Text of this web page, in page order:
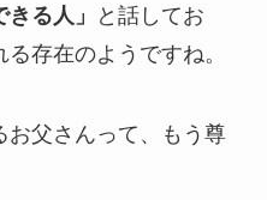
きる人」
と話してお
存在のようですね。
お父さんって、もう尊